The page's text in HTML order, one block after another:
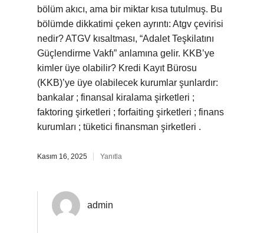
bölüm akıcı, ama bir miktar kısa tutulmuş. Bu
bölümde dikkatimi çeken ayrıntı: Atgv çevirisi
nedir? ATGV kısaltması, “Adalet Teşkilatını
Güçlendirme Vakfı” anlamına gelir. KKB’ye
kimler üye olabilir? Kredi Kayıt Bürosu
(KKB)’ye üye olabilecek kurumlar şunlardır:
bankalar ; finansal kiralama şirketleri ;
faktoring şirketleri ; forfaiting şirketleri ; finans
kurumları ; tüketici finansman şirketleri .
Kasım 16, 2025 Yanıtla
admin